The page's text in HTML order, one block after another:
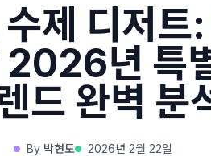
제 디저트:
2026년 특
드 완벽 분
By 박현도 2026년 2월 22일